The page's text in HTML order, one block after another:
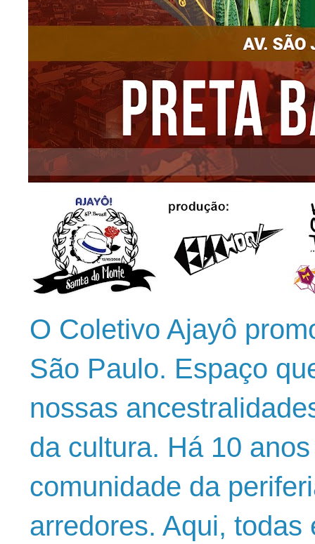
O Coletivo Ajayô
São Paulo. Espaço
nossas
da cultura. Há 10
comunidade da
arredores. Aqui,